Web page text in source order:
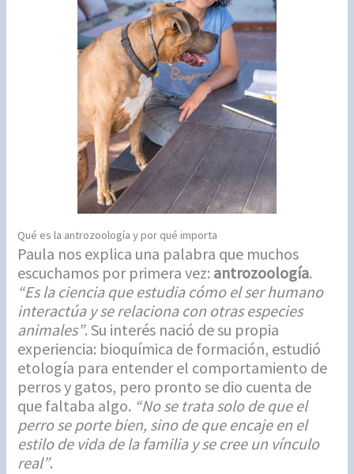
Qué es la antrozoología y por qué importa
Paula nos explica una palabra que muchos
escuchamos por primera vez: antrozoología.
“Es la ciencia que estudia cómo el ser humano
interactúa y se relaciona con otras especies
animales”. Su interés nació de su propia
experiencia: bioquímica de formación, estudió
etología para entender el comportamiento de
perros y gatos, pero pronto se dio cuenta de
que faltaba algo. “No se trata solo de que el
perro se porte bien, sino de que encaje en el
estilo de vida de la familia y se cree un vínculo
real”.